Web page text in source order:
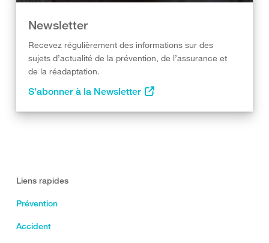
Newsletter
Recevez régulièrement des informations sur des
sujets d’actualité de la prévention, de l’assurance et
de la réadaptation.
S’abonner à la Newsletter
Liens rapides
Prévention
Accident